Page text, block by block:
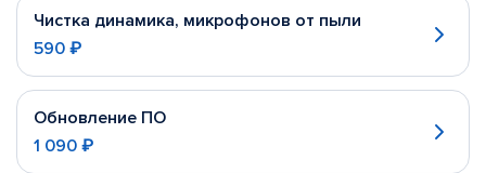
Чистка динамика, микрофонов от пыли
590 ₽
Обновление ПО
1 090 ₽